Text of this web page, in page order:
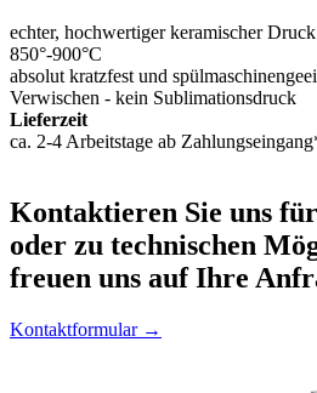
echter, hochwertiger keramischer
850°-900°C
absolut kratzfest und
Verwischen - kein Sublimationsdruck
Lieferzeit
ca. 2-4 Arbeitstage ab
Kontaktieren Sie uns
oder zu technischen
freuen uns auf Ihre
Kontaktformular →